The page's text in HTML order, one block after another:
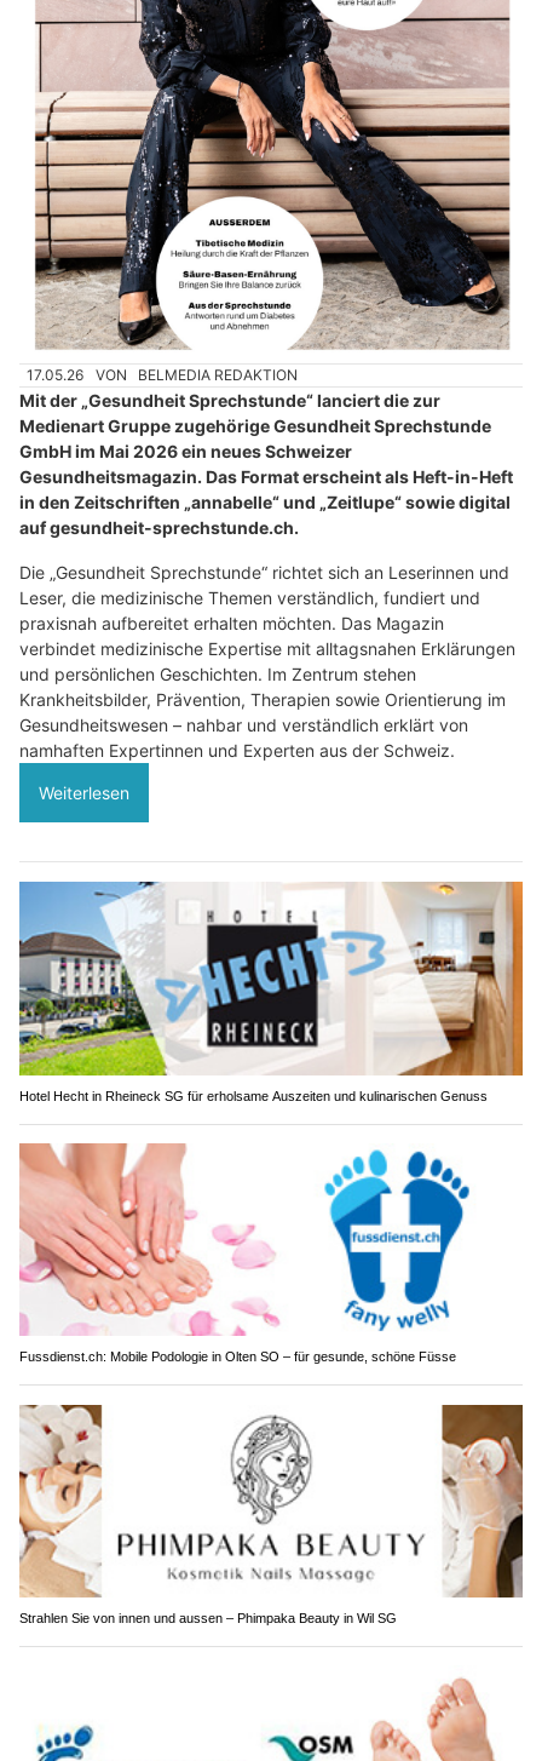
17.05.26 VON BELMEDIA REDAKTION
Mit der „Gesundheit Sprechstunde“ lanciert die zur
Medienart Gruppe zugehörige Gesundheit Sprechstunde
GmbH im Mai 2026 ein neues Schweizer
Gesundheitsmagazin. Das Format erscheint als Heft-in-Heft
in den Zeitschriften „annabelle“ und „Zeitlupe“ sowie digital
auf gesundheit-sprechstunde.ch.
Die „Gesundheit Sprechstunde“ richtet sich an Leserinnen und
Leser, die medizinische Themen verständlich, fundiert und
praxisnah aufbereitet erhalten möchten. Das Magazin
verbindet medizinische Expertise mit alltagsnahen Erklärungen
und persönlichen Geschichten. Im Zentrum stehen
Krankheitsbilder, Prävention, Therapien sowie Orientierung im
Gesundheitswesen – nahbar und verständlich erklärt von
namhaften Expertinnen und Experten aus der Schweiz.
Weiterlesen
Hotel Hecht in Rheineck SG für erholsame Auszeiten und kulinarischen Genuss
Fussdienst.ch: Mobile Podologie in Olten SO – für gesunde, schöne Füsse
Strahlen Sie von innen und aussen – Phimpaka Beauty in Wil SG